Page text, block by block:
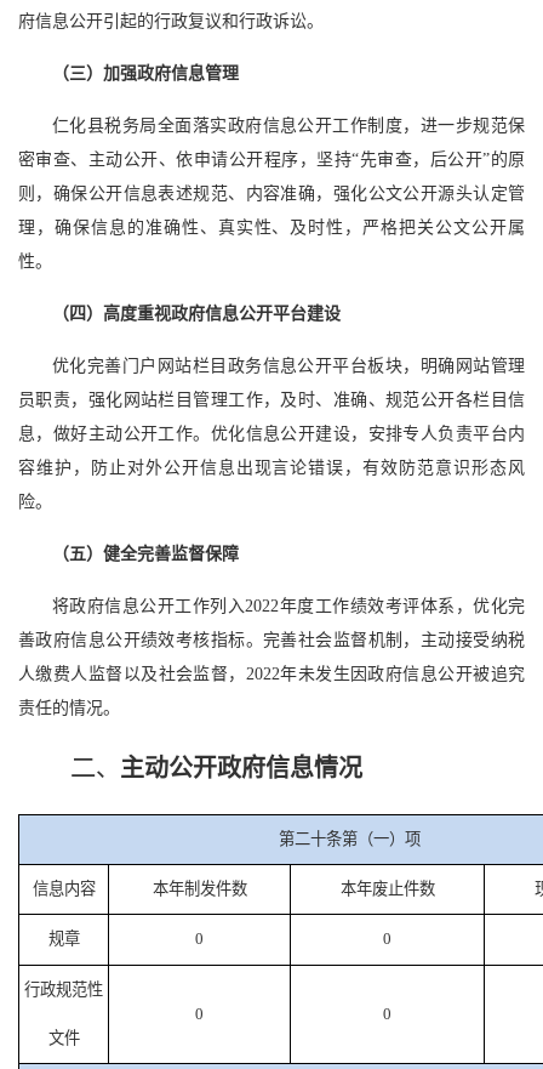
府信息公开引起的行政复议和行政诉讼。
（三）加强政府信息管理
仁化县税务局全面落实政府信息公开工作制度，进一步规范保
密审查、主动公开、依申请公开程序，坚持“先审查，后公开”的原
则，确保公开信息表述规范、内容准确，强化公文公开源头认定管
理，确保信息的准确性、真实性、及时性，严格把关公文公开属
性。
（四）高度重视政府信息公开平台建设
优化完善门户网站栏目政务信息公开平台板块，明确网站管理
员职责，强化网站栏目管理工作，及时、准确、规范公开各栏目信
息，做好主动公开工作。优化信息公开建设，安排专人负责平台内
容维护，防止对外公开信息出现言论错误，有效防范意识形态风
险。
（五）健全完善监督保障
将政府信息公开工作列入2022年度工作绩效考评体系，优化完
善政府信息公开绩效考核指标。完善社会监督机制，主动接受纳税
人缴费人监督以及社会监督，2022年未发生因政府信息公开被追究
责任的情况。
二、 主动公开政府信息情况
第二十条第（一）项
信息内容 本年制发件数 本年废止件数
规章 0 0
行政规范性
文件
0 0